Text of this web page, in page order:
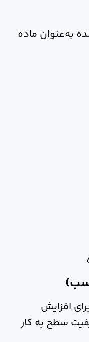
به‌عنوان ماده
افزایش
سطح به کار